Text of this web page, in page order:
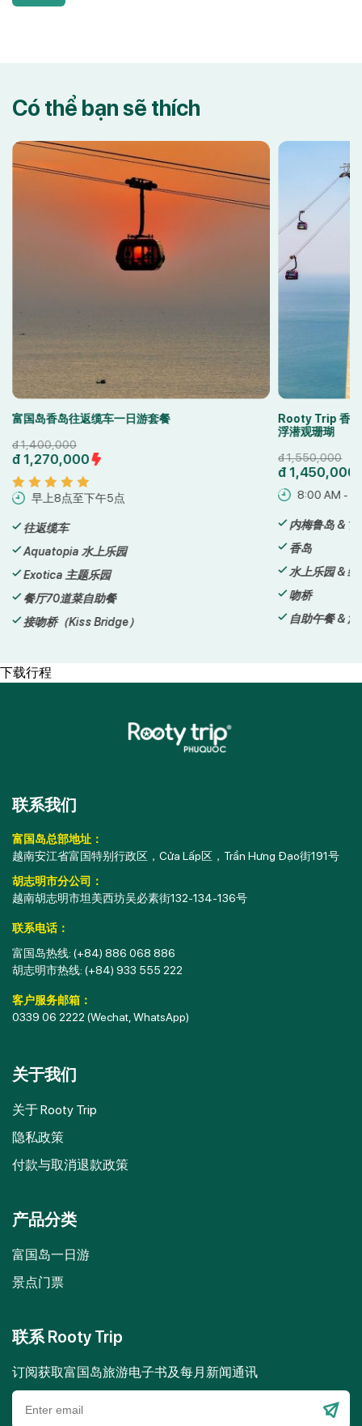
Có thể bạn sẽ thích
Rooty Trip 香岛快艇海岛游｜畅玩缆车·水上乐园·
đ 1,550,000
1,450,000
8:00 AM - 06:00 PM
内梅鲁岛 & 甘基岛
香岛
水上乐园 & 缆车
吻桥
自助午餐 & 浮潜观珊瑚
富国岛
南
đ950,000
下载行程
联系我们
富国岛总部地址：
越南安江省富国特别行政区，Cửa Lấp区，Trần Hưng Đạo街191号
胡志明市分公司：
越南胡志明市坦美西坊吴必素街132-134-136号
联系电话：
富国岛热线: (+84) 886 068 886
胡志明市热线: (+84) 933 555 222
客户服务邮箱：
0339 06 2222 (Wechat, WhatsApp)
关于我们
关于 Rooty Trip
隐私政策
付款与取消退款政策
产品分类
富国岛一日游
景点门票
联系 Rooty Trip
订阅获取富国岛旅游电子书及每月新闻通讯
Please